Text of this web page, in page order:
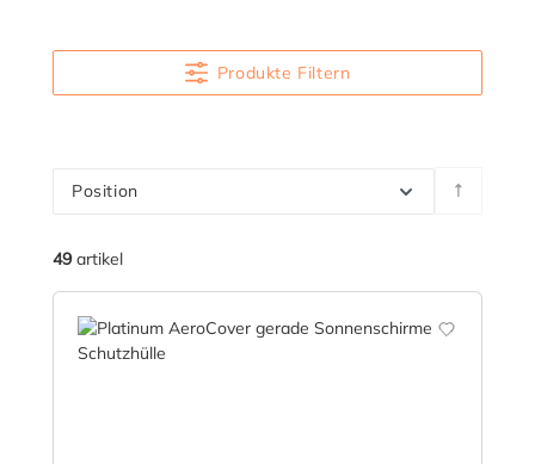
Produkte Filtern
Position
49artikel